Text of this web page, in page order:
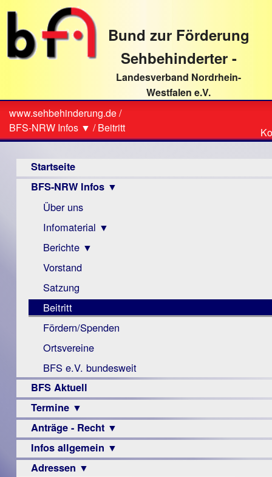
direkt
Textinhalt
Bund zur Förderung
Sehbehinderter -
Landesverband Nordrhein-
Westfalen e.V.
Sie
sind
hier
www.sehbehinderung.de/
BFS-NRW Infos ▼ /Beitritt
Startseite
BFS-NRW Infos ▼
Über uns
Infomaterial ▼
Visus
Zeitschrift
Monokular
Mac
Instagram-
Links
Berichte ▼
Archiv
Berichte
Vorstand
Satzung
Beitritt
Fördern/Spenden
Ortsvereine
BFS e.V. bundesweit
BFS Aktuell
Termine ▼
Veranstaltungsprogramme
Anträge - Recht ▼
Archiv
Urteile
Infos allgemein ▼
Sehbehinderung
Adressen ▼